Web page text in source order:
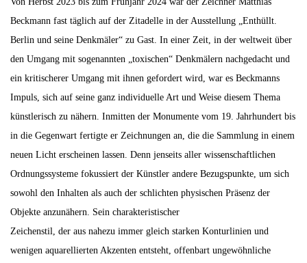
Beckmann fast täglich auf der Zitadelle in der Ausstellung „Enthüllt.
Berlin und seine Denkmäler“ zu Gast. In einer Zeit, in der weltweit über
den Umgang mit sogenannten „toxischen“ Denkmälern nachgedacht und
ein kritischerer Umgang mit ihnen gefordert wird, war es Beckmanns
Impuls, sich auf seine ganz individuelle Art und Weise diesem Thema
künstlerisch zu nähern. Inmitten der Monumente vom 19. Jahrhundert bis
in die Gegenwart fertigte er Zeichnungen an, die die Sammlung in einem
neuen Licht erscheinen lassen. Denn jenseits aller wissenschaftlichen
Ordnungssysteme fokussiert der Künstler andere Bezugspunkte, um sich
sowohl den Inhalten als auch der schlichten physischen Präsenz der
Objekte anzunähern. Sein charakteristischer
Zeichenstil, der aus nahezu immer gleich starken Konturlinien und
wenigen aquarellierten Akzenten entsteht, offenbart ungewöhnliche